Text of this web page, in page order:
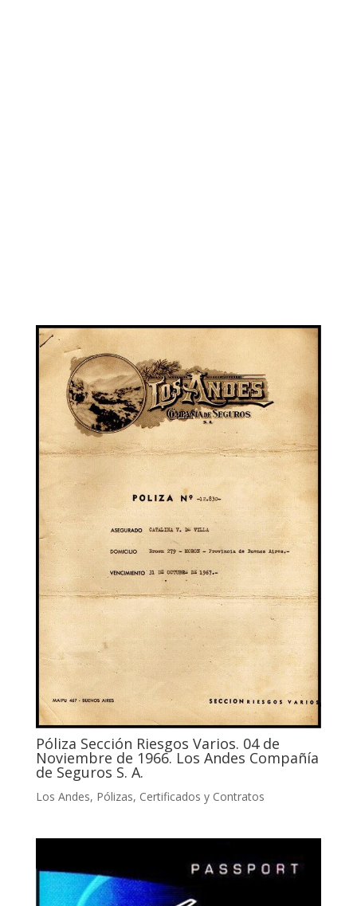
Póliza Sección Riesgos Varios. 04 de
Noviembre de 1966. Los Andes Compañía
de Seguros S. A.
Los Andes, Pólizas, Certificados y Contratos